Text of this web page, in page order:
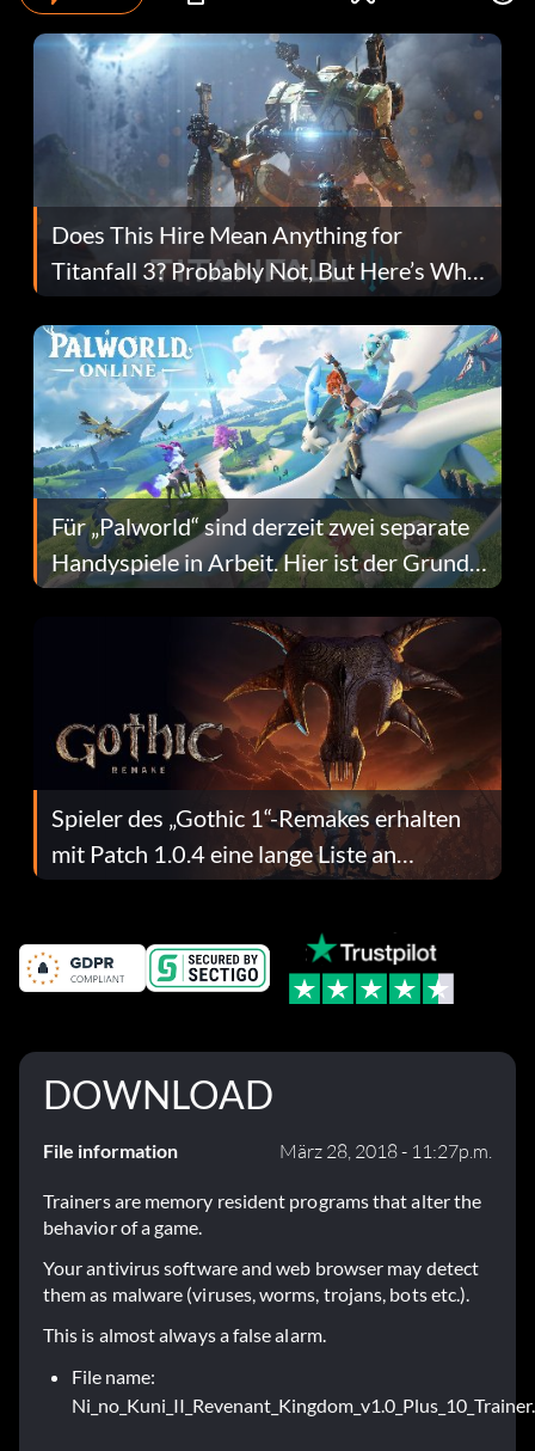
Does This Hire Mean Anything for
Titanfall 3? Probably Not, But Here’s Why
Fans Are Hopeful
Für „Palworld“ sind derzeit zwei separate
Handyspiele in Arbeit. Hier ist der Grund
dafür.
Spieler des „Gothic 1“-Remakes erhalten
mit Patch 1.0.4 eine lange Liste an
Fehlerbehebungen
DOWNLOAD
File information März 28, 2018 - 11:27p.m.
Trainers are memory resident programs that alter the
behavior of a game.
Your antivirus software and web browser may detect
them as malware (viruses, worms, trojans, bots etc.).
This is almost always a false alarm.
File name: